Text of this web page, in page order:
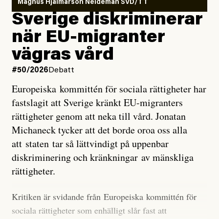
utveckla sig. El Niño är ett återkommande
väderfenomen som uppstår när havsvattnet i delar av
Stilla havet blir ovanligt varmt. Det påverkar vädret
över stora delar av världen och under
forskare allt oftare varnat för att den här El Niñon
Det verkar vara en underdrift, menar nu Zeke
Hausfather.
”Det ser ut som att årets El Niño inte bara med stor
sannolikhet kommer att bli den starkaste sedan
tillförlitliga mätningar inleddes – den kan till och med
marginal”, skriver han.
Magnus Hjalmarson Neideman SVD/TT
Sverige diskriminerar
när EU-migranter
vägras vård
#50/2026 Debatt
Europeiska kommittén för sociala rättigheter har
fastslagit att Sverige kränkt EU-migranters
rättigheter genom att neka till vård. Jonatan
Michaneck tycker att det borde oroa oss alla
att staten tar så lättvindigt på uppenbar
diskriminering och kränkningar av mänskliga
rättigheter.
Kritiken är svidande från Europeiska kommittén för
sociala rättigheter som enhälligt slår fast att